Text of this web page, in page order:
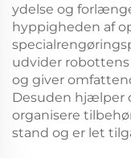
ydelse og
hyppigheden af
udvider
og giver
Desuden hjælper
organisere
stand og er let